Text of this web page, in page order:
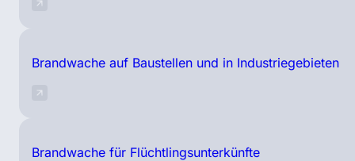
Brandwache auf Baustellen und in Industriegebieten
Brandwache für Flüchtlingsunterkünfte